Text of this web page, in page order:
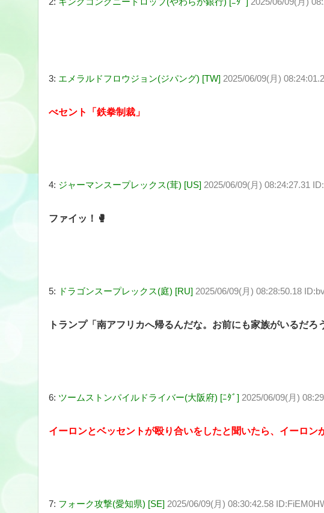
3: エメラルドフロウジョン(ジパング) [TW] 2025/06/09(月)
べセント「鉄拳制裁」
4: ジャーマンスープレックス(茸) [US] 2025/06/09(月) 08:24:27.31
ファイッ！🥊
5: ドラゴンスープレックス(庭) [RU] 2025/06/09(月) 08:28:50.18
トランプ「南アフリカへ帰るんだな。お前にも家族がいるだろ
6: ツームストンパイルドライバー(大阪府) [ﾆﾀﾞ] 2025/06/09(月)
イーロンとベッセントが殴り合いをしたと聞いたら、イーロ
7: フォーク攻撃(愛知県) [SE] 2025/06/09(月) 08:30:42.58